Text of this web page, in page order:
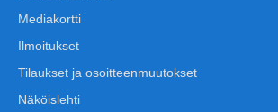
Mediakortti
Ilmoitukset
Tilaukset ja osoitteenmuutokset
Näköislehti